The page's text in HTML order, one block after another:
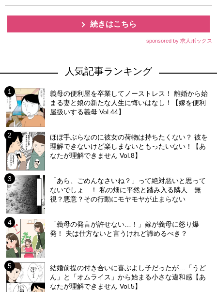
続きはこちら
sponsored by 求人ボックス
人気記事ランキング
義母の便利屋を卒業してノーストレス！ 離婚から始
まる妻と娘の新たな人生に悔いはなし！【嫁を便利
屋扱いする義母 Vol.44】
ほぼ手ぶらなのに彼女の荷物は持ちたくない？ 彼を
理解できないけど楽しまないともったいない！【あ
なたが理解できません Vol.8】
「あら、ごめんなさいね？」って絶対悪いと思って
ないでしょ…！ 私の畑に平然と踏み入る隣人…無
視？悪意？その行動にモヤモヤが止まらない
「義母の発言が許せない…！」嫁が義母に怒り爆
発！ 夫は仕方ないと言うけれど諦めるべき？
結婚前提の付き合いに喜ぶよし子だったが…「うど
ん」と「オムライス」から始まる小さな違和感【あ
なたが理解できません Vol.5】